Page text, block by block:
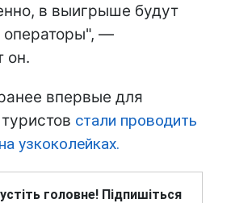
в выигрыше будут
операторы", —
он.
впервые для
стали проводить
узкоколейках.
головне! Підпишіться